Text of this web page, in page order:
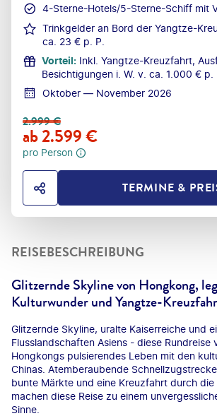
4-Sterne-Hotels/5-Sterne-Schiff mit
Trinkgelder an Bord der Yangtze-
ca. 23 € p. P.
Vorteil: Inkl. Yangtze-Kreuzfahrt,
Besichtigungen i. W. v. ca. 1.000 € p.
Oktober — November 2026
2.999€
ab2.599€
pro Person
HOTEL TEILENTERMINE &
REISEBESCHREIBUNG
Glitzernde Skyline von Hongkong,
Kulturwunder und Yangtze-
Glitzernde Skyline, uralte Kaiserreiche und
Flusslandschaften Asiens - diese Rundreise
Hongkongs pulsierendes Leben mit den
Chinas. Atemberaubende
bunte Märkte und eine Kreuzfahrt durch die
machen diese Reise zu einem
Sinne.